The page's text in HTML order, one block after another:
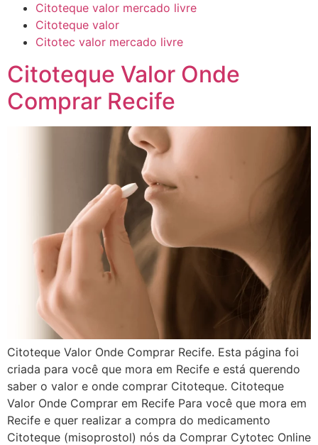
Citoteque valor mercado livre
Citoteque valor
Citotec valor mercado livre
Citoteque Valor Onde
Comprar Recife
Citoteque Valor Onde Comprar Recife. Esta página foi
criada para você que mora em Recife e está querendo
saber o valor e onde comprar Citoteque. Citoteque
Valor Onde Comprar em Recife Para você que mora em
Recife e quer realizar a compra do medicamento
Citoteque (misoprostol) nós da Comprar Cytotec Online